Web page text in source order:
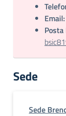
Email:
Sede
Sede